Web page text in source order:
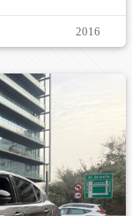
2016